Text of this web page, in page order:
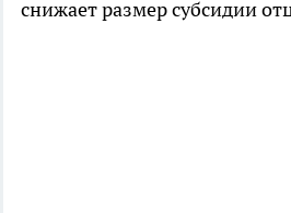
снижает размер субсидии